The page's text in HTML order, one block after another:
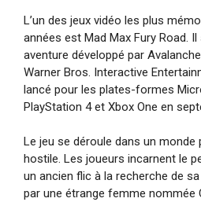
L’un des jeux vidéo les plus
années est Mad Max Fury Road. Il
aventure développé par
Warner Bros. Interactive
lancé pour les plates-formes
PlayStation 4 et Xbox One en
Le jeu se déroule dans un
hostile. Les joueurs incarnent le
un ancien flic à la recherche de
par une étrange femme nommée